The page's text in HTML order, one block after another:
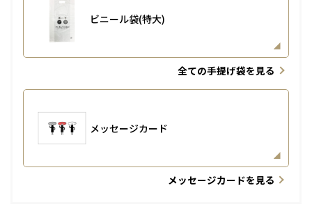
ビニール袋(特大)
全ての手提げ袋を見る
メッセージカード
メッセージカードを見る